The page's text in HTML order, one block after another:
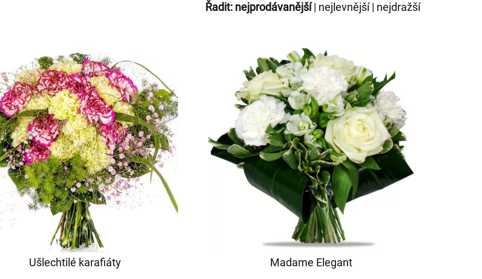
Řadit: nejprodávanější| nejlevnější| nejdražší
Ušlechtilé karafiáty
Madame Elegant